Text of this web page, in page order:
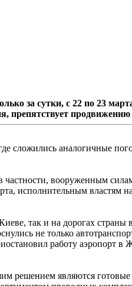
за сутки, с 22 по 23
препятствует продвижению
сложились аналогичные
частности, вооруженным
исполнительным властям
так и на дорогах
не только
работу аэропорт в
решением являются